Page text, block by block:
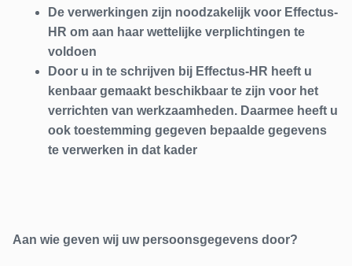
De verwerkingen zijn noodzakelijk voor Effectus-
HR om aan haar wettelijke verplichtingen te
voldoen
Door u in te schrijven bij Effectus-HR heeft u
kenbaar gemaakt beschikbaar te zijn voor het
verrichten van werkzaamheden. Daarmee heeft u
ook toestemming gegeven bepaalde gegevens
te verwerken in dat kader
Aan wie geven wij uw persoonsgegevens door?